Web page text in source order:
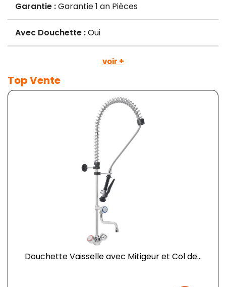
Garantie :Garantie 1 an Pièces
Avec Douchette :Oui
voir +
Top Vente
Douchette Vaisselle avec Mitigeur et Col de...